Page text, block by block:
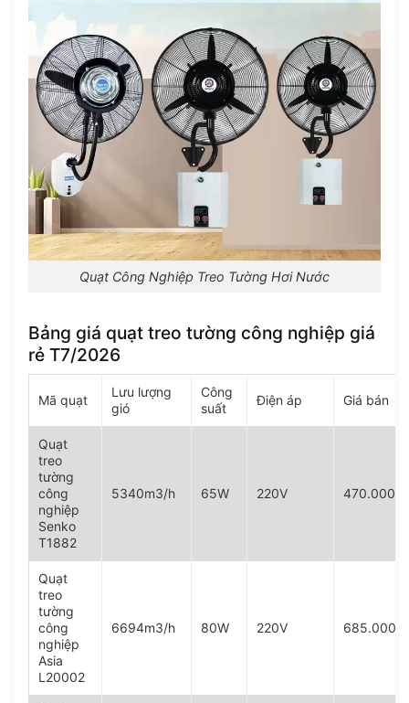
Quạt Công Nghiệp Treo Tường Hơi Nước
Bảng giá quạt treo tường công nghiệp giá
rẻ T7/2026
Mã quạt
Lưu lượng
gió
Công
suất
Điện áp Giá bán
Quạt
treo
tường
công
nghiệp
Senko
T1882
5340m3/h 65W 220V
Quạt
treo
tường
công
nghiệp
Asia
L20002
6694m3/h 80W 220V